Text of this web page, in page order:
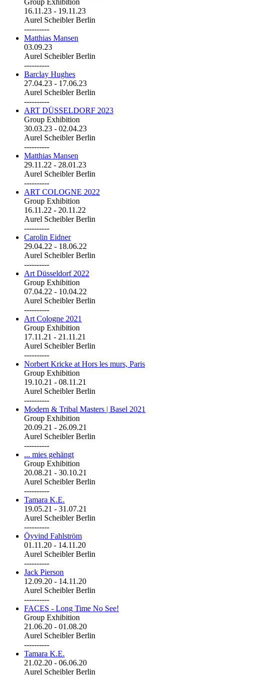
16.11.23 - 19.11.23
Aurel Scheibler Berlin
----------
Matthias Mansen
03.09.23
Aurel Scheibler Berlin
----------
Barclay Hughes
27.04.23 - 17.06.23
Aurel Scheibler Berlin
----------
ART DÜSSELDORF 2023
Group Exhibition
30.03.23 - 02.04.23
Aurel Scheibler Berlin
----------
Matthias Mansen
29.11.22 - 28.01.23
Aurel Scheibler Berlin
----------
ART COLOGNE 2022
Group Exhibition
16.11.22 - 20.11.22
Aurel Scheibler Berlin
----------
Carolin Eidner
29.04.22 - 18.06.22
Aurel Scheibler Berlin
----------
Art Düsseldorf 2022
Group Exhibition
07.04.22 - 10.04.22
Aurel Scheibler Berlin
----------
Art Cologne 2021
Group Exhibition
17.11.21 - 21.11.21
Aurel Scheibler Berlin
----------
Norbert Kricke at Hors les murs, Paris
Group Exhibition
19.10.21 - 08.11.21
Aurel Scheibler Berlin
----------
Modern & Tribal Masters | Basel 2021
Group Exhibition
20.09.21 - 26.09.21
Aurel Scheibler Berlin
----------
... mies gehängt
Group Exhibition
20.08.21 - 30.10.21
Aurel Scheibler Berlin
----------
Tamara K.E.
19.05.21 - 31.07.21
Aurel Scheibler Berlin
----------
Öyvind Fahlström
01.11.20 - 14.11.20
Aurel Scheibler Berlin
----------
Jack Pierson
12.09.20 - 14.11.20
Aurel Scheibler Berlin
----------
FACES - Long Time No See!
Group Exhibition
21.06.20 - 01.08.20
Aurel Scheibler Berlin
----------
Tamara K.E.
21.02.20 - 06.06.20
Aurel Scheibler Berlin